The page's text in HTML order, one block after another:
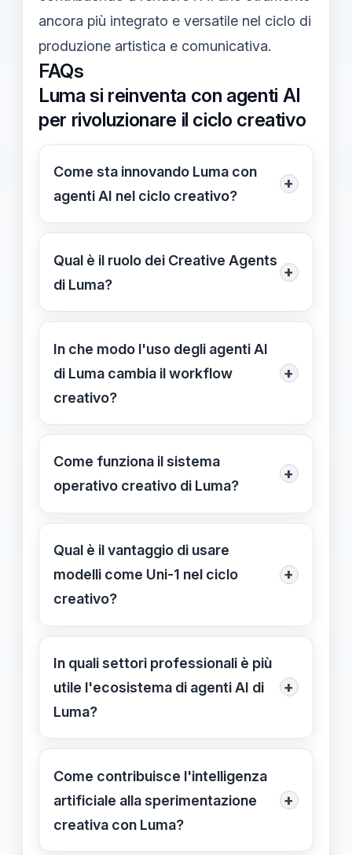
ancora più integrato e versatile nel ciclo di
produzione artistica e comunicativa.
FAQs
Luma si reinventa con agenti AI
per rivoluzionare il ciclo creativo
Come sta innovando Luma con
agenti AI nel ciclo creativo?
+
Luma integra agenti AI specializzati
per ottimizzare ogni fase del
processo creativo, favorendo una
artificiale e creatività umana.
Qual è il ruolo dei Creative Agents
di Luma?
+
I Creative Agents sono sistemi
intelligenti che assumono ruoli diversi
per gestire ideazione, produzione,
revisione e pubblicazione di contenuti
creativo.
In che modo l'uso degli agenti AI
di Luma cambia il workflow
creativo?
+
Gli agenti AI integrano automazione e
collaborazione, riducendo i tempi di
produzione e consentendo ai creativi
innovativi.
Come funziona il sistema
operativo creativo di Luma?
+
È una piattaforma che unifica
strumenti intelligenti per
automatizzare e integrare le attività
creative, favorendo una gestione
Qual è il vantaggio di usare
modelli come Uni-1 nel ciclo
creativo?
+
Uni-1 permette una gestione più
coerente e integrata di processi
complessi, rendendo l'AI uno
strumento versatile per la
In quali settori professionali è più
utile l'ecosistema di agenti AI di
Luma?
+
È utile per artisti, designer,
videomaker, agenzie pubblicitarie,
aziende tecnologiche e startup che
vogliono innovare e ottimizzare i
Come contribuisce l'intelligenza
artificiale alla sperimentazione
creativa con Luma?
+